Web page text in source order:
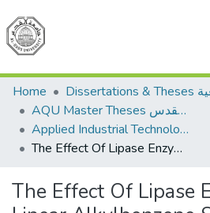
Communities &
All of DSpace
Home
AQU Master Theses الرسائل الجامعية الخاصة بجامعة القدس
Applied Industrial Technology التكنولوجيا التطبيقية والصناعية
The Effect Of Lipase Enzyme on Linear Alkylbenzene Sulfonate (LAS) and Nonyl Phenol Ethoxylates (NP6) in Laundry Detergents
The Effect Of Lipase